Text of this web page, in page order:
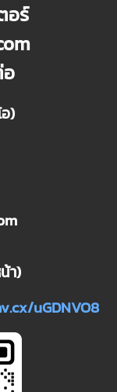
ร์
)
า)
uGDNVO8